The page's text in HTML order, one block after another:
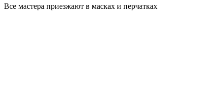
Все мастера приезжают в масках и перчатках